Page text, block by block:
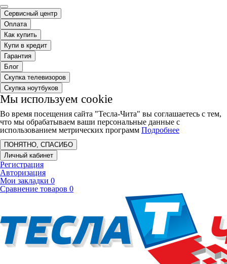
Сервисный центр
Оплата
Как купить
Купи в кредит
Гарантия
Блог
Скупка телевизоров
Скупка ноутбуков
Мы используем cookie
Во время посещения сайта "Тесла-Чита" вы соглашаетесь с тем,
что мы обрабатываем ваши персональные данные с
использованием метрических программ Подробнее
ПОНЯТНО, СПАСИБО
Личный кабинет
Регистрация
Авторизация
Мои закладки 0
Сравнение товаров 0